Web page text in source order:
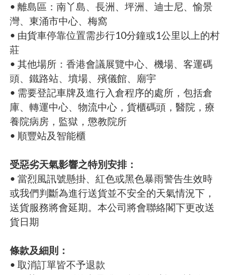
• 離島區：南丫島、長洲、坪洲、迪士尼、愉景
灣、東涌市中心、梅窩
• 由貨車停靠位置需步行10分鐘或1公里以上的村
莊
• 其他場所：香港會議展覽中心、機場、客運碼
頭、鐵路站、墳場、殯儀館、廟宇
• 需要登記車牌及進行入倉程序的處所，包括倉
庫、轉運中心、物流中心，貨櫃碼頭，醫院，療
養院病房，監獄，懲教院所
• 順豐站及智能櫃
受惡劣天氣影響之特別安排：
• 當烈風訊號懸掛、紅色或黑色暴雨警告生效時
或我們判斷為進行送貨並不安全的天氣情況下，
送貨服務將會延期。本公司將會聯絡閣下更改送
貨日期
條款及細則：
• 取消訂單皆不予退款